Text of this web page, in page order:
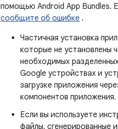
помощью Android App Bundles.
сообщите об ошибке .
Частичная установка
которые не установлены
необходимых
Google устройствах и
загрузке приложения
компонентов приложения.
Если вы используете
файлы, сгенерированные